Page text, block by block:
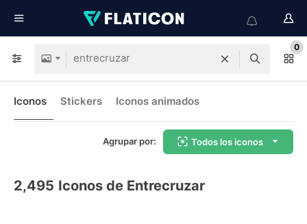
0
Iconos Stickers Iconos animados
Agrupar por: Todos los iconos
2,495 Iconos de Entrecruzar